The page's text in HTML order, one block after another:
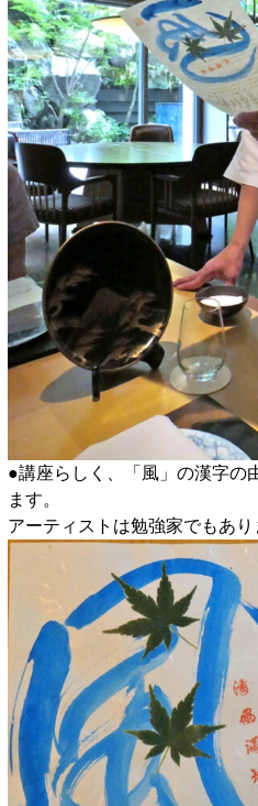
●講座らしく、「風」の漢字の
ます。
アーティストは勉強家でもあり